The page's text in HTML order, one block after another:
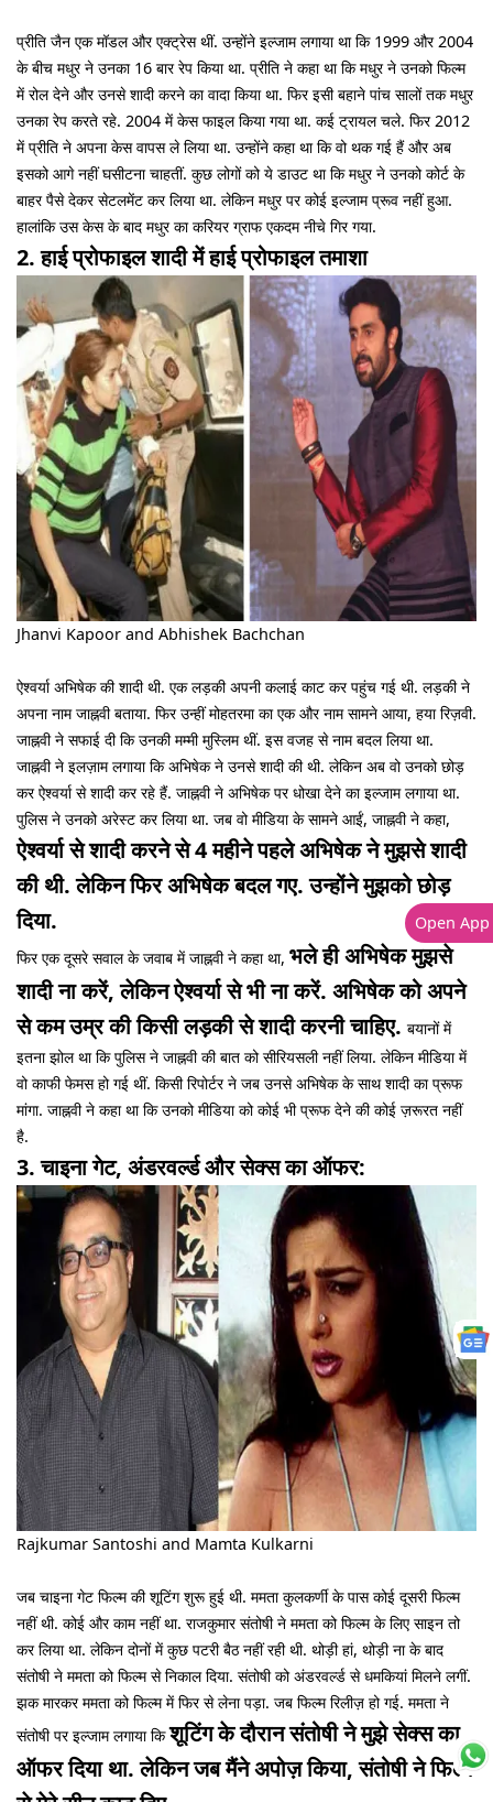
प्रीति जैन एक मॉडल और एक्ट्रेस थीं. उन्होंने इल्जाम लगाया था कि 1999 और 2004
के बीच मधुर ने उनका 16 बार रेप किया था. प्रीति ने कहा था कि मधुर ने उनको फिल्म
में रोल देने और उनसे शादी करने का वादा किया था. फिर इसी बहाने पांच सालों तक मधुर
उनका रेप करते रहे. 2004 में केस फाइल किया गया था. कई ट्रायल चले. फिर 2012
में प्रीति ने अपना केस वापस ले लिया था. उन्होंने कहा था कि वो थक गई हैं और अब
इसको आगे नहीं घसीटना चाहतीं. कुछ लोगों को ये डाउट था कि मधुर ने उनको कोर्ट के
बाहर पैसे देकर सेटलमेंट कर लिया था. लेकिन मधुर पर कोई इल्जाम प्रूव नहीं हुआ.
हालांकि उस केस के बाद मधुर का करियर ग्राफ एकदम नीचे गिर गया.
2. हाई प्रोफाइल शादी में हाई प्रोफाइल तमाशा
Jhanvi Kapoor and Abhishek Bachchan
ऐश्वर्या अभिषेक की शादी थी. एक लड़की अपनी कलाई काट कर पहुंच गई थी. लड़की ने
अपना नाम जाह्नवी बताया. फिर उन्हीं मोहतरमा का एक और नाम सामने आया, हया रिज़वी.
जाह्नवी ने सफाई दी कि उनकी मम्मी मुस्लिम थीं. इस वजह से नाम बदल लिया था.
जाह्नवी ने इलज़ाम लगाया कि अभिषेक ने उनसे शादी की थी. लेकिन अब वो उनको छोड़
कर ऐश्वर्या से शादी कर रहे हैं. जाह्नवी ने अभिषेक पर धोखा देने का इल्जाम लगाया था.
पुलिस ने उनको अरेस्ट कर लिया था. जब वो मीडिया के सामने आईं, जाह्नवी ने कहा,
ऐश्वर्या से शादी करने से 4 महीने पहले अभिषेक ने मुझसे शादी
की थी. लेकिन फिर अभिषेक बदल गए. उन्होंने मुझको छोड़
दिया.
फिर एक दूसरे सवाल के जवाब में जाह्नवी ने कहा था, भले ही अभिषेक मुझसे
शादी ना करें, लेकिन ऐश्वर्या से भी ना करें. अभिषेक को अपने
से कम उम्र की किसी लड़की से शादी करनी चाहिए. बयानों में
इतना झोल था कि पुलिस ने जाह्नवी की बात को सीरियसली नहीं लिया. लेकिन मीडिया में
वो काफी फेमस हो गई थीं. किसी रिपोर्टर ने जब उनसे अभिषेक के साथ शादी का प्रूफ
मांगा. जाह्नवी ने कहा था कि उनको मीडिया को कोई भी प्रूफ देने की कोई ज़रूरत नहीं
है.
3. चाइना गेट, अंडरवर्ल्ड और सेक्स का ऑफर:
Rajkumar Santoshi and Mamta Kulkarni
जब चाइना गेट फिल्म की शूटिंग शुरू हुई थी. ममता कुलकर्णी के पास कोई दूसरी फिल्म
नहीं थी. कोई और काम नहीं था. राजकुमार संतोषी ने ममता को फिल्म के लिए साइन तो
कर लिया था. लेकिन दोनों में कुछ पटरी बैठ नहीं रही थी. थोड़ी हां, थोड़ी ना के बाद
संतोषी ने ममता को फिल्म से निकाल दिया. संतोषी को अंडरवर्ल्ड से धमकियां मिलने लगीं.
झक मारकर ममता को फिल्म में फिर से लेना पड़ा. जब फिल्म रिलीज़ हो गई. ममता ने
संतोषी पर इल्जाम लगाया किशूटिंग के दौरान संतोषी ने मुझे सेक्स का
ऑफर दिया था. लेकिन जब मैंने अपोज़ किया, संतोषी ने फिल्म
Open App